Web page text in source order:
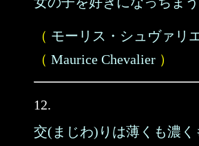
（ モーリス・シュヴァリ
（ Maurice Chevalier ）
12.
交(まじわ)りは薄くも濃く